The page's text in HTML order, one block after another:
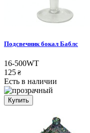
Подсвечник бокал Баблс
16-500WT
125 ₴
Есть в наличии
Купить